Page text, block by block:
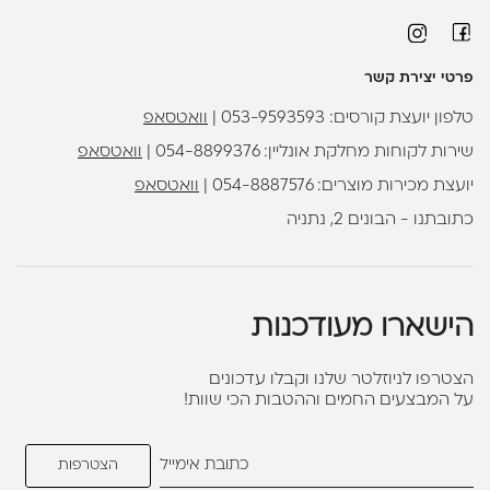
פרטי יצירת קשר
טלפון יועצת קורסים: 053-9593593 וואטסאפ
שירות לקוחות מחלקת אונליין:054-8899376 וואטסאפ
יועצת מכירות מוצרים:054-8887576 וואטסאפ
כתובתנו - הבונים 2, נתניה
הישארו מעודכנות
הצטרפו לניוזלטר שלנו וקבלו עדכונים
על המבצעים החמים וההטבות הכי שוות!